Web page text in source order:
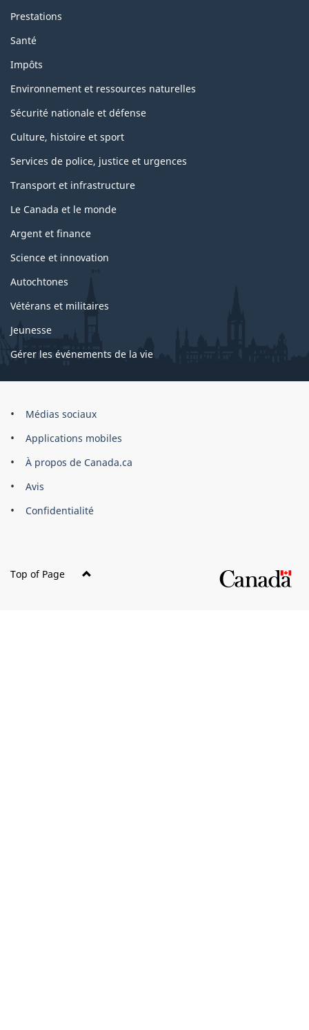
Prestations
Santé
Impôts
Environnement et ressources naturelles
Sécurité nationale et défense
Culture, histoire et sport
Services de police, justice et urgences
Transport et infrastructure
Le Canada et le monde
Argent et finance
Science et innovation
Autochtones
Vétérans et militaires
Jeunesse
Gérer les événements de la vie
Organisation
gouvernement
du
Canada
Médias sociaux
Applications mobiles
À propos de Canada.ca
Avis
Confidentialité
Top of Page